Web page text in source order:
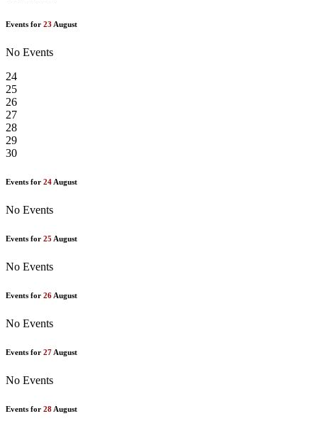
Events for 23 August
No Events
24
25
26
27
28
29
30
Events for 24 August
No Events
Events for 25 August
No Events
Events for 26 August
No Events
Events for 27 August
No Events
Events for 28 August